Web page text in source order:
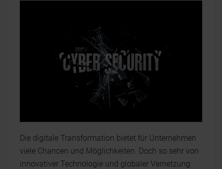
Die digitale Transformation bietet für Unternehmen
viele Chancen und Möglichkeiten. Doch so sehr von
innovativer Technologie und globaler Vernetzung